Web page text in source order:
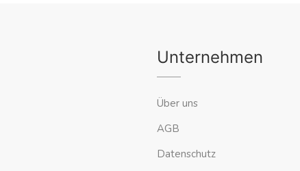
Unternehmen
Über uns
AGB
Datenschutz